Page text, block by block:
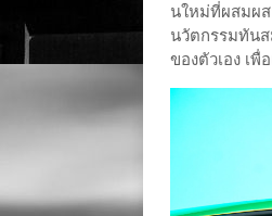
นใหม่ที่ผสมผ
นวัตกรรมทัน
ของตัวเอง เ